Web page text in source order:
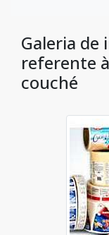
Galeria de
referente
couché